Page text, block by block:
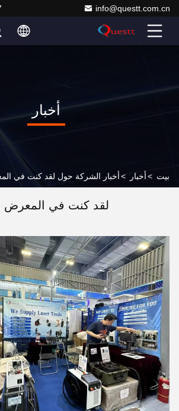
info@questt.com.cn
أخبار
بيت >أخبار >أخبار الشركة حول لقد كنت في
لقد كنت في المعرض